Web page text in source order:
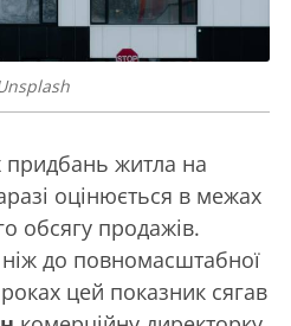
придбань житла на
оцінюється в межах
обсягу продажів.
до повномасштабної
цей показник сягав